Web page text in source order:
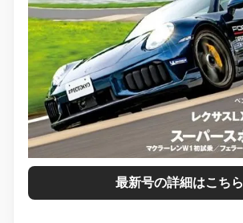
最新号の詳細はこちら